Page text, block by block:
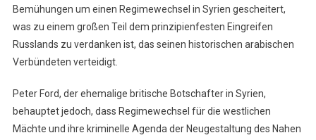
Bemühungen um einen Regimewechsel in Syrien gescheitert,
was zu einem großen Teil dem prinzipienfesten Eingreifen
Russlands zu verdanken ist, das seinen historischen arabischen
Verbündeten verteidigt.
Peter Ford, der ehemalige britische Botschafter in Syrien,
behauptet jedoch, dass Regimewechsel für die westlichen
Mächte und ihre kriminelle Agenda der Neugestaltung des Nahen